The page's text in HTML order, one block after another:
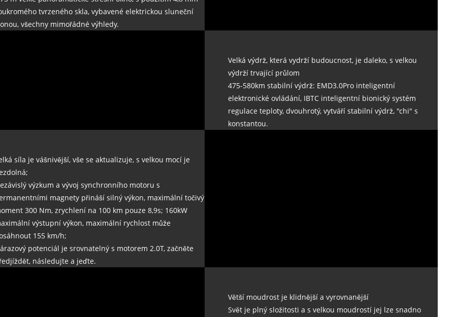
tvrzeného skla, vybavené elektrickou sluneční
všechny mimořádné výhledy.
Velká výdrž, která vydrží budoucnost, je daleko, s velkou
výdrží trvající průlom
475-580km stabilní výdrž: EMD3.0Pro inteligentní
elektronické ovládání, IBTC inteligentní bionický systém
regulace teploty, dvouhrotý, vytváří stabilní výdrž, "chi" s
konstantou.
síla je vášnivější, vše se aktualizuje, s velkou mocí je
výzkum a vývoj synchronního motoru s
magnety přináší silný výkon, maximální točivý
300 Nm, zrychlení na 100 km pouze 8,9s; 160kW
výstupní výkon, maximální rychlost může
155 km/h;
potenciál je srovnatelný s motorem 2.0T, začněte
následujte a jeďte.
Větší moudrost je klidnější a vyrovnanější
Svět je plný složitosti a s velkou moudrostí jej lze snadno